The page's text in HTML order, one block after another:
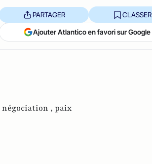
PARTAGER CLASSER
Ajouter Atlantico en favori sur Google
négociation , paix